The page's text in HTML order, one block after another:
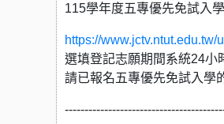
115學年度五專優先免試入
https://
選填登記志願期間系統24小
請已報名五專優先免試入學